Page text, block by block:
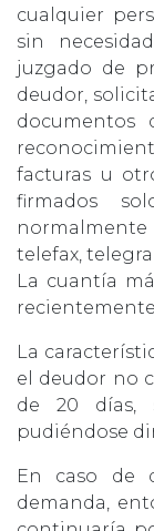
cualquier
sin
juzgado de
deudor,
documentos
facturas u
firmados
telefax,
La cuantía
La
el deudor no
de 20 días,
pudiéndose
En caso de
demanda,